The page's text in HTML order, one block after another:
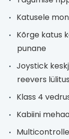
Katusele
Kõrge katus
punane
Joystick
reevers
Klass 4
Kabiini